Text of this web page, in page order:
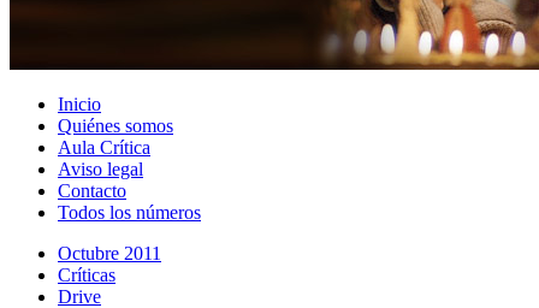
Inicio
Quiénes somos
Aula Crítica
Aviso legal
Contacto
Todos los números
Octubre 2011
Crí­ticas
Drive